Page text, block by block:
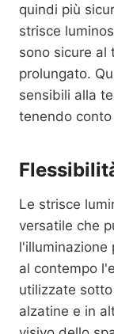
quindi più
strisce
sono sicure al
prolungato.
sensibili alla
tenendo
Le strisce
versatile che
l'illuminazione
al contempo
utilizzate
alzatine e in